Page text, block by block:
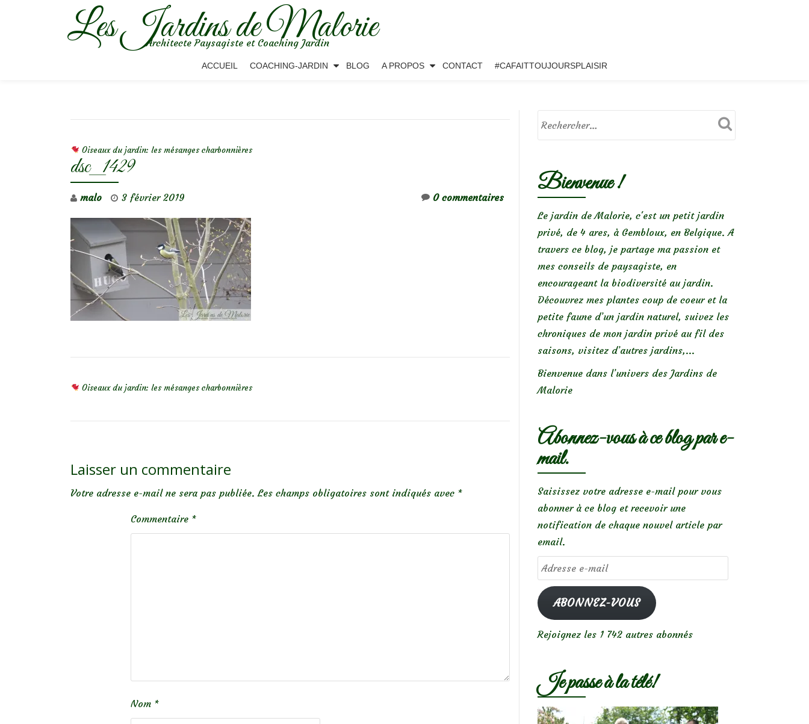
Les Jardins de Malorie
Architecte Paysagiste et Coaching Jardin
ACCUEIL COACHING-JARDIN BLOG A PROPOS CONTACT #CAFAITTOUJOURSPLAISIR
Oiseaux du jardin: les mésanges charbonnières
dsc_1429
malo 3 février 2019 0 commentaires
Oiseaux du jardin: les mésanges charbonnières
Laisser un commentaire
Votre adresse e-mail ne sera pas publiée. Les champs obligatoires sont indiqués avec *
Commentaire *
Nom *
Bienvenue !
Le jardin de Malorie, c'est un petit jardin
privé, de 4 ares, à Gembloux, en Belgique. A
travers ce blog, je partage ma passion et
mes conseils de paysagiste, en
encourageant la biodiversité au jardin.
Découvrez mes plantes coup de coeur et la
petite faune d’un jardin naturel, suivez les
chroniques de mon jardin privé au fil des
saisons, visitez d’autres jardins,...
Bienvenue dans l’univers des Jardins de
Malorie
Abonnez-vous à ce blog par e-
mail.
Saisissez votre adresse e-mail pour vous
abonner à ce blog et recevoir une
notification de chaque nouvel article par
email.
Adresse
e-
mailABONNEZ-VOUS
Rejoignez les 1 742 autres abonnés
Je passe à la télé!